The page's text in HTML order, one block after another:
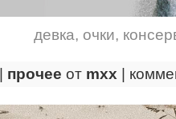
девка, очки,
прочее от mxx